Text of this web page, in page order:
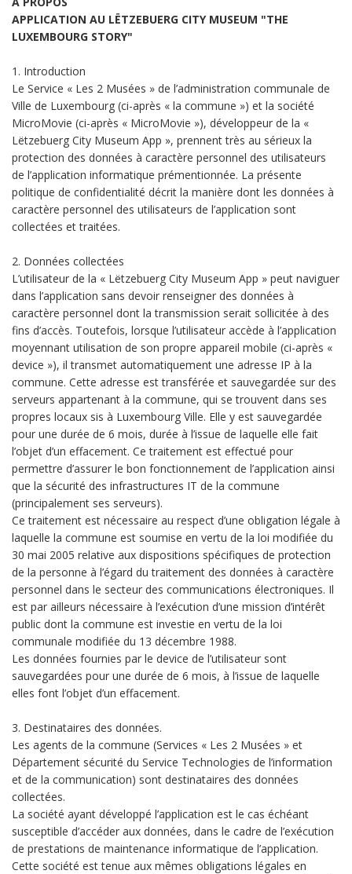
APPLICATION AU LËTZEBUERG CITY MUSEUM "THE
LUXEMBOURG STORY"
1. Introduction
Le Service « Les 2 Musées » de l’administration communale de
Ville de Luxembourg (ci-après « la commune ») et la société
MicroMovie (ci-après « MicroMovie »), développeur de la «
Lëtzebuerg City Museum App », prennent très au sérieux la
protection des données à caractère personnel des utilisateurs
de l’application informatique prémentionnée. La présente
politique de confidentialité décrit la manière dont les données à
caractère personnel des utilisateurs de l’application sont
collectées et traitées.
2. Données collectées
L’utilisateur de la « Lëtzebuerg City Museum App » peut naviguer
dans l’application sans devoir renseigner des données à
caractère personnel dont la transmission serait sollicitée à des
fins d’accès. Toutefois, lorsque l’utilisateur accède à l’application
moyennant utilisation de son propre appareil mobile (ci-après «
device »), il transmet automatiquement une adresse IP à la
commune. Cette adresse est transférée et sauvegardée sur des
serveurs appartenant à la commune, qui se trouvent dans ses
propres locaux sis à Luxembourg Ville. Elle y est sauvegardée
pour une durée de 6 mois, durée à l’issue de laquelle elle fait
l’objet d’un effacement. Ce traitement est effectué pour
permettre d’assurer le bon fonctionnement de l’application ainsi
que la sécurité des infrastructures IT de la commune
(principalement ses serveurs).
Ce traitement est nécessaire au respect d’une obligation légale à
laquelle la commune est soumise en vertu de la loi modifiée du
30 mai 2005 relative aux dispositions spécifiques de protection
de la personne à l’égard du traitement des données à caractère
personnel dans le secteur des communications électroniques. Il
est par ailleurs nécessaire à l’exécution d’une mission d’intérêt
public dont la commune est investie en vertu de la loi
communale modifiée du 13 décembre 1988.
Les données fournies par le device de l’utilisateur sont
sauvegardées pour une durée de 6 mois, à l’issue de laquelle
elles font l’objet d’un effacement.
3. Destinataires des données.
Les agents de la commune (Services « Les 2 Musées » et
Département sécurité du Service Technologies de l’information
et de la communication) sont destinataires des données
collectées.
La société ayant développé l’application est le cas échéant
susceptible d’accéder aux données, dans le cadre de l’exécution
de prestations de maintenance informatique de l’application.
Cette société est tenue aux mêmes obligations légales en